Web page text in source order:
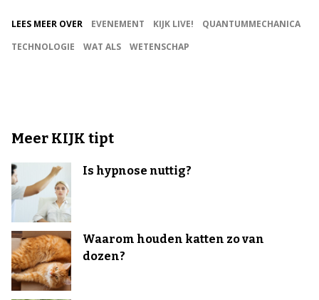
LEES MEER OVER EVENEMENT KIJK LIVE!
QUANTUMMECHANICA
TECHNOLOGIE
WAT ALS WETENSCHAP
Meer KIJK tipt
Is hypnose nuttig?
Waarom houden katten zo van
dozen?